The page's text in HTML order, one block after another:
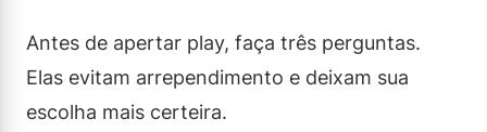
Antes de apertar play, faça três perguntas.
Elas evitam arrependimento e deixam sua
escolha mais certeira.